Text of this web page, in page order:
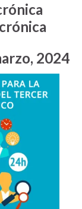
2024